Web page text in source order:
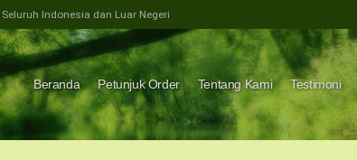
Seluruh Indonesia dan Luar Negeri
Beranda Petunjuk Order Tentang Kami Testimoni